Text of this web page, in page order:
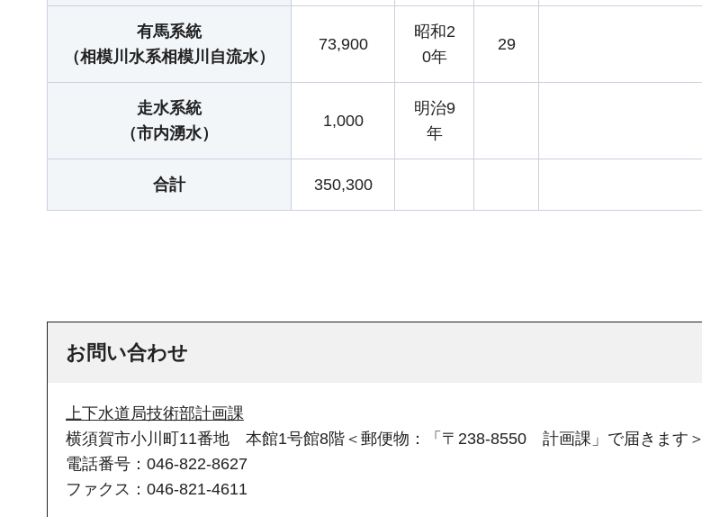
有馬系統
（相模川水系相模川自流水）
73,900
昭和2
0年
29
走水系統
（市内湧水）
1,000
明治9
年
合計 350,300
お問い合わせ
上下水道局技術部計画課
横須賀市小川町11番地 本館1号館8階＜郵便物：「〒238-8550 計画課」で届きます＞
電話番号：046-822-8627
ファクス：046-821-4611